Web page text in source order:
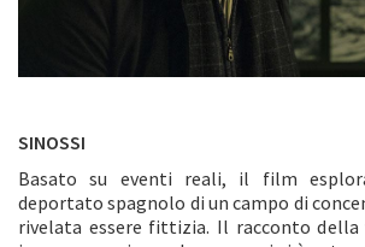
SINOSSI
Basato su eventi reali, il film
deportato spagnolo di un campo di
rivelata essere fittizia. Il racconto